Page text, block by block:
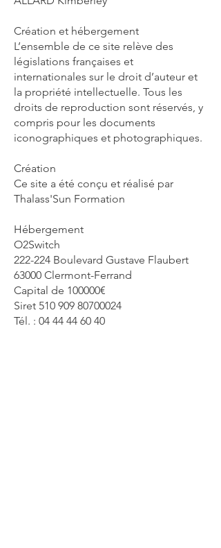
Création et hébergement
L’ensemble de ce site relève des
législations françaises et
internationales sur le droit d’auteur et
la propriété intellectuelle. Tous les
droits de reproduction sont réservés, y
compris pour les documents
iconographiques et photographiques.
Création
Ce site a été conçu et réalisé par
Thalass'Sun Formation
Hébergement
O2Switch
222-224 Boulevard Gustave Flaubert
63000 Clermont-Ferrand
Capital de 100000€
Siret 510 909 80700024
Tél. : 04 44 44 60 40